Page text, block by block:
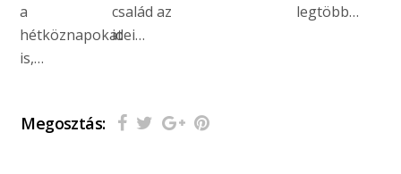
a
hétköznapokat
is,…
család az
idei…
legtöbb…
Megosztás: